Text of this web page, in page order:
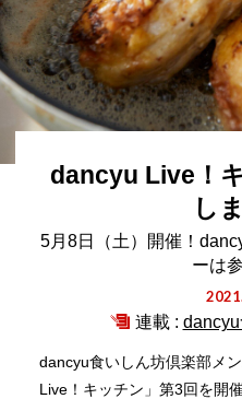
dancyu Live！
し
5月8日（土）開催！
ーは
連載 :
dancyu食いしん坊倶楽部メ
Live！キッチン」第3回を開